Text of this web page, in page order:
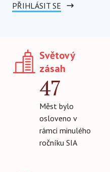
PŘIHLÁSIT SE
Světový
zásah
47
Měst bylo
osloveno v
rámci minulého
ročníku SIA